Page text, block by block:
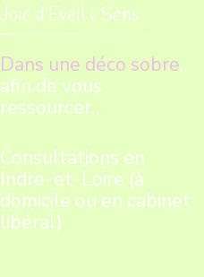
Joie d’Eveil & Sens
Dans une déco sobre,
afin de vous
ressourcer…
Consultations en
Indre-et-Loire (à
domicile ou en cabinet
libéral)